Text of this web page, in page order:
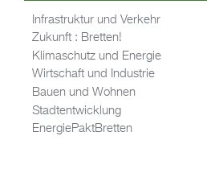
Infrastruktur und Verkehr
Zukunft : Bretten!
Klimaschutz und Energie
Wirtschaft und Industrie
Bauen und Wohnen
Stadtentwicklung
EnergiePaktBretten